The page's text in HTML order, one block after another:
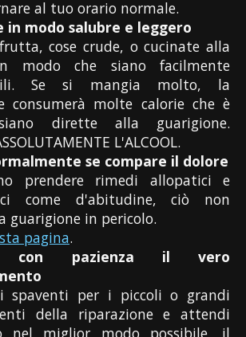
al tuo orario normale.
in modo salubre e leggero
cose crude, o cucinate alla
modo che siano facilmente
Se si mangia molto, la
consumerà molte calorie che è
dirette alla guarigione.
L'ALCOOL.
se compare il dolore
prendere rimedi allopatici e
come d'abitudine, ciò non
guarigione in pericolo.
pagina.
con pazienza il vero
spaventi per i piccoli o grandi
della riparazione e attendi
nel miglior modo possibile, il